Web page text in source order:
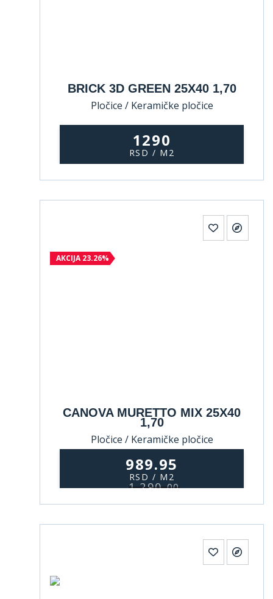
BRICK 3D GREEN 25X40 1,70
Pločice / Keramičke pločice
1290
RSD / M2
AKCIJA 23.26%
CANOVA MURETTO MIX 25X40
1,70
Pločice / Keramičke pločice
989.95
RSD / M2
1.290,00